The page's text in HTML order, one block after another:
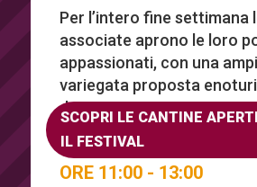
Per l’intero fine settimana
associate aprono le loro
appassionati, con una
variegata proposta
da vivere.
SCOPRI LE CANTINE
IL FESTIVAL
ORE 11:00 - 13:00